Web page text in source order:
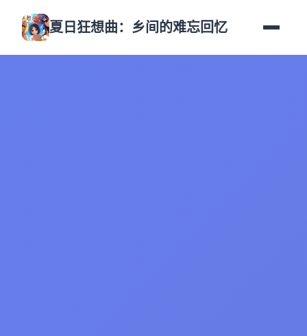
夏日狂想曲：乡间的难忘回忆